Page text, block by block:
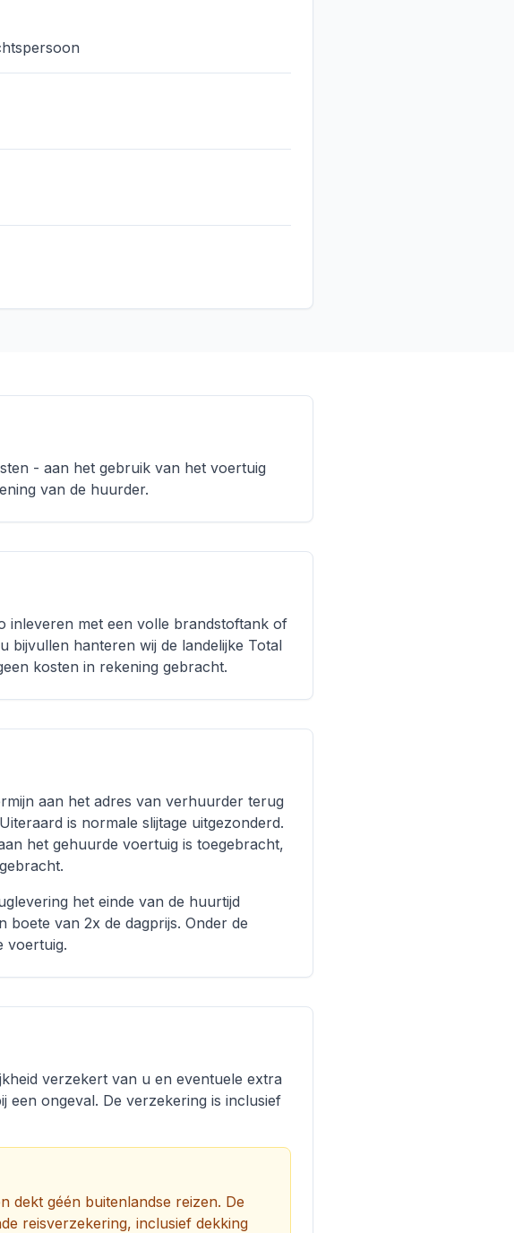
- aan het gebruik van het voertuig
van de huurder.
inleveren met een volle brandstoftank of
bijvullen hanteren wij de landelijke Total
kosten in rekening gebracht.
aan het adres van verhuurder terug
is normale slijtage uitgezonderd.
het gehuurde voertuig is toegebracht,
het einde van de huurtijd
van 2x de dagprijs. Onder de
voertuig.
verzekert van u en eventuele extra
een ongeval. De verzekering is inclusief
dekt géén buitenlandse reizen. De
reisverzekering, inclusief dekking